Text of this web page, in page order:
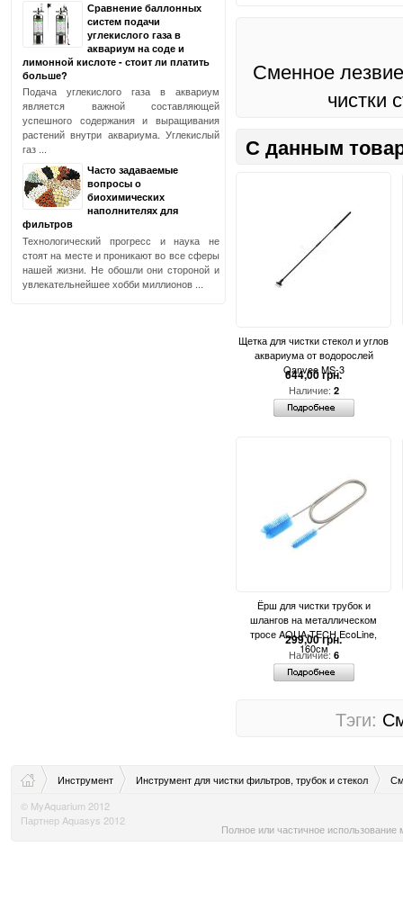
Сменное
чистки
С данным
Щетка для чистки стекол и углов
аквариума от водорослей
Qanvee MS-3
644,00 грн.
Наличие: 2
Ёрш для чистки трубок и
шлангов на металлическом
тросе AQUA-TECH EcoLine,
160см
299,00 грн.
Наличие: 6
Тэги:
Сравнение баллонных
систем подачи
углекислого газа в
аквариум на соде и
лимонной кислоте - стоит ли платить
больше?
Подача углекислого газа в аквариум
является важной составляющей
успешного содержания и выращивания
растений внутри аквариума. Углекислый
газ ...
Часто задаваемые
вопросы о
биохимических
наполнителях для
фильтров
Технологический прогресс и наука не
стоят на месте и проникают во все сферы
нашей жизни. Не обошли они стороной и
увлекательнейшее хобби миллионов ...
Инструмент Инструмент для чистки фильтров, трубок и стекол
© MyAquarium 2012
Партнер Aquasys 2012
Полное или частичное